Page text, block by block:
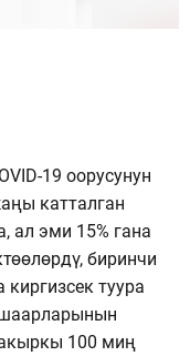
19 оорусунун
катталган
ал эми 15% гана
биринчи
туура
100 миң